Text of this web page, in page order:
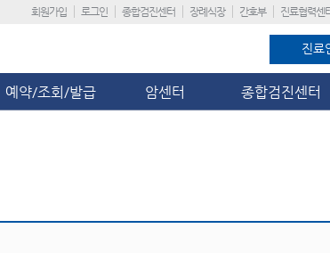
회원가입 로그인 종합검진센터 장례식장 간호부 진료협력센
진료
예약/조회/발급 암센터 종합검진센터